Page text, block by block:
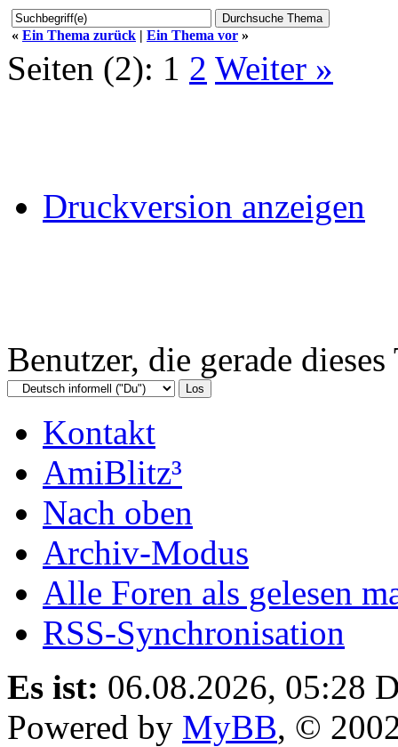
« Ein Thema zurück | Ein Thema vor »
Seiten (2): 1 2 Weiter »
Druckversion anzeigen
Benutzer, die gerade
Kontakt
AmiBlitz³
Nach oben
Archiv-Modus
Alle Foren als gelesen
RSS-Synchronisation
Es ist: 06.08.2026, 05:28
Powered by MyBB, ©